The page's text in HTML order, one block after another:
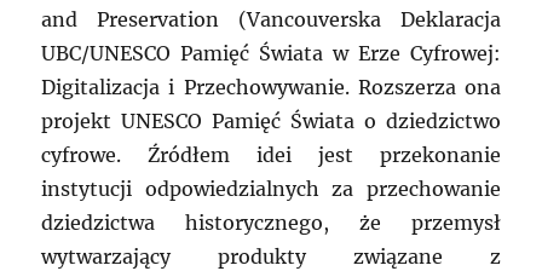
and Preservation (Vancouverska Deklaracja
UBC/UNESCO Pamięć Świata w Erze Cyfrowej:
Digitalizacja i Przechowywanie. Rozszerza ona
projekt UNESCO Pamięć Świata o dziedzictwo
cyfrowe. Źródłem idei jest przekonanie
instytucji odpowiedzialnych za przechowanie
dziedzictwa historycznego, że przemysł
wytwarzający produkty związane z